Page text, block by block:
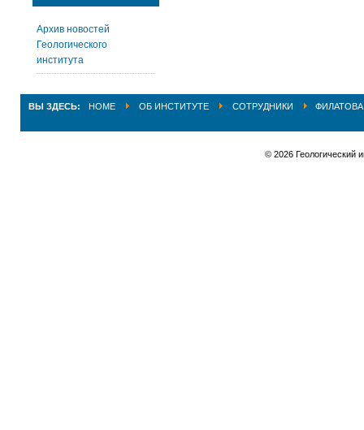
Архив новостей
Геологического
института
ВЫ ЗДЕСЬ: HOME ОБ ИНСТИТУТЕ СОТРУДНИКИ
© 2026 Геологический